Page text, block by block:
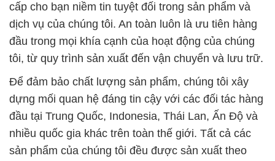
cấp cho bạn niềm tin tuyệt đối trong sản phẩm và
dịch vụ của chúng tôi. An toàn luôn là ưu tiên hàng
đầu trong mọi khía cạnh của hoạt động của chúng
tôi, từ quy trình sản xuất đến vận chuyển và lưu trữ.
Để đảm bảo chất lượng sản phẩm, chúng tôi xây
dựng mối quan hệ đáng tin cậy với các đối tác hàng
đầu tại Trung Quốc, Indonesia, Thái Lan, Ấn Độ và
nhiều quốc gia khác trên toàn thế giới. Tất cả các
sản phẩm của chúng tôi đều được sản xuất theo